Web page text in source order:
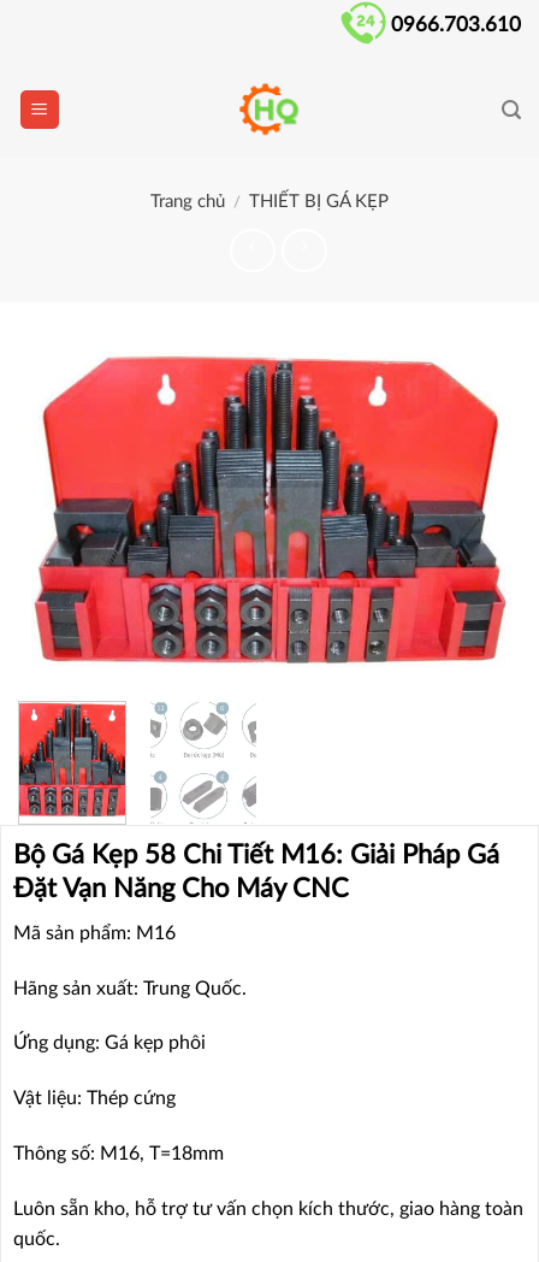
0966.703.610
Trang chủ / THIẾT BỊ GÁ KẸP
Bộ Gá Kẹp 58 Chi Tiết M16: Giải Pháp Gá
Đặt Vạn Năng Cho Máy CNC
Mã sản phẩm: M16
Hãng sản xuất: Trung Quốc.
Ứng dụng: Gá kẹp phôi
Vật liệu: Thép cứng
Thông số: M16, T=18mm
Luôn sẵn kho, hỗ trợ tư vấn chọn kích thước, giao hàng toàn
quốc.